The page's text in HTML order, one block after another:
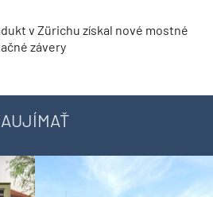
v Zürichu získal nové mostné
závery